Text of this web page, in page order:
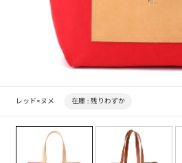
レッド×ヌメ 在庫 : 残りわずか